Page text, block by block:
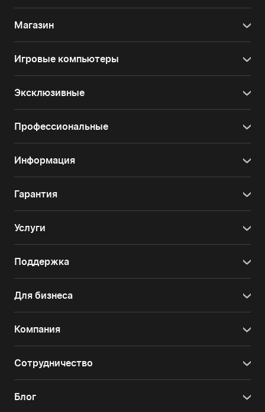
Магазин
Игровые компьютеры
Эксклюзивные
Профессиональные
Информация
Гарантия
Услуги
Поддержка
Для бизнеса
Компания
Сотрудничество
Блог